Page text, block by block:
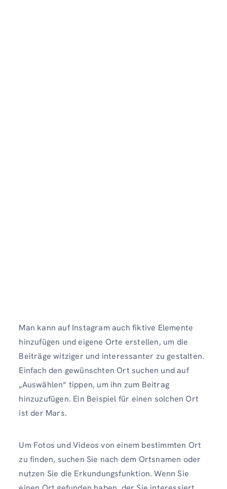
Man kann auf Instagram auch fiktive Elemente
hinzufügen und eigene Orte erstellen, um die
Beiträge witziger und interessanter zu gestalten.
Einfach den gewünschten Ort suchen und auf
„Auswählen“ tippen, um ihn zum Beitrag
hinzuzufügen. Ein Beispiel für einen solchen Ort
ist der Mars.
Um Fotos und Videos von einem bestimmten Ort
zu finden, suchen Sie nach dem Ortsnamen oder
nutzen Sie die Erkundungsfunktion. Wenn Sie